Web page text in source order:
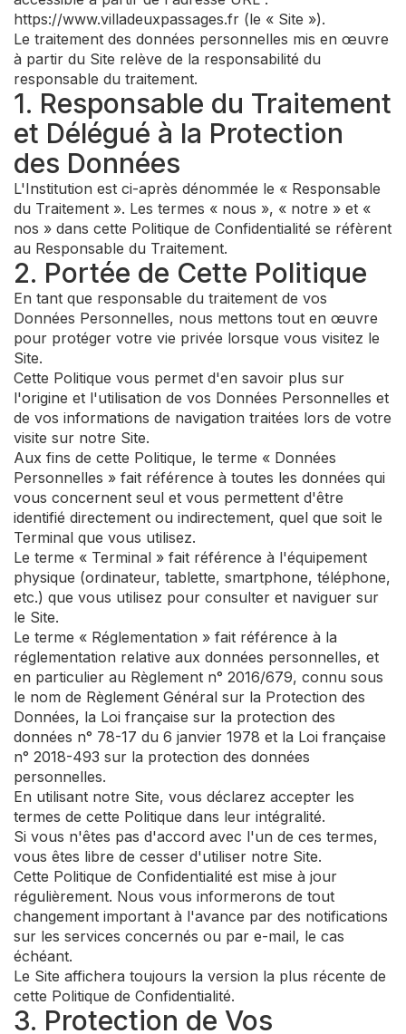
https://www.villadeuxpassages.fr (le « Site »).
Le traitement des données personnelles mis en œuvre
à partir du Site relève de la responsabilité du
responsable du traitement.
1. Responsable du Traitement
et Délégué à la Protection
des Données
L'Institution est ci-après dénommée le « Responsable
du Traitement ». Les termes « nous », « notre » et «
nos » dans cette Politique de Confidentialité se réfèrent
au Responsable du Traitement.
2. Portée de Cette Politique
En tant que responsable du traitement de vos
Données Personnelles, nous mettons tout en œuvre
pour protéger votre vie privée lorsque vous visitez le
Site.
Cette Politique vous permet d'en savoir plus sur
l'origine et l'utilisation de vos Données Personnelles et
de vos informations de navigation traitées lors de votre
visite sur notre Site.
Aux fins de cette Politique, le terme « Données
Personnelles » fait référence à toutes les données qui
vous concernent seul et vous permettent d'être
identifié directement ou indirectement, quel que soit le
Terminal que vous utilisez.
Le terme « Terminal » fait référence à l'équipement
physique (ordinateur, tablette, smartphone, téléphone,
etc.) que vous utilisez pour consulter et naviguer sur
le Site.
Le terme « Réglementation » fait référence à la
réglementation relative aux données personnelles, et
en particulier au Règlement n° 2016/679, connu sous
le nom de Règlement Général sur la Protection des
Données, la Loi française sur la protection des
données n° 78-17 du 6 janvier 1978 et la Loi française
n° 2018-493 sur la protection des données
personnelles.
En utilisant notre Site, vous déclarez accepter les
termes de cette Politique dans leur intégralité.
Si vous n'êtes pas d'accord avec l'un de ces termes,
vous êtes libre de cesser d'utiliser notre Site.
Cette Politique de Confidentialité est mise à jour
régulièrement. Nous vous informerons de tout
changement important à l'avance par des notifications
sur les services concernés ou par e-mail, le cas
échéant.
Le Site affichera toujours la version la plus récente de
cette Politique de Confidentialité.
3. Protection de Vos